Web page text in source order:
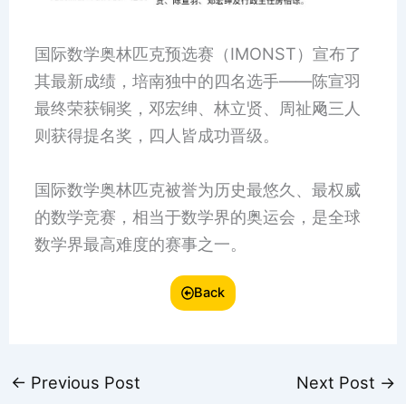
国际数学奥林匹克预选赛（IMONST）宣布了
其最新成绩，培南独中的四名选手——陈宣羽
最终荣获铜奖，邓宏绅、林立贤、周祉飏三人
则获得提名奖，四人皆成功晋级。
国际数学奥林匹克被誉为历史最悠久、最权威
的数学竞赛，相当于数学界的奥运会，是全球
数学界最高难度的赛事之一。
Back
← Previous Post Next Post →